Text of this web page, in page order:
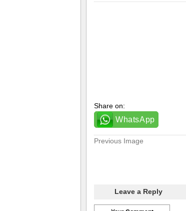
Share on:
WhatsApp
Previous Image
Leave a Reply